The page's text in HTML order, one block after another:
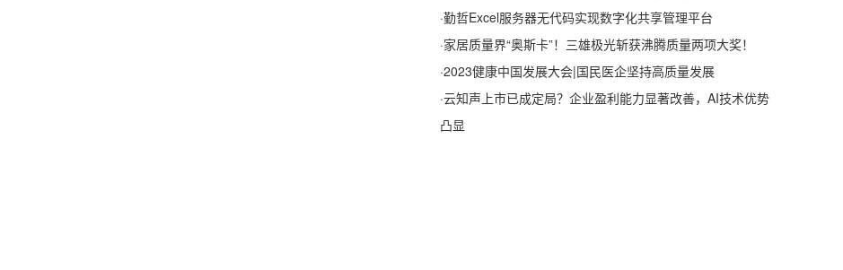
·勤哲Excel服务器无代码实现数字化共享管理平台
·家居质量界“奥斯卡”！三雄极光斩获沸腾质量两项大奖！
·2023健康中国发展大会|国民医企坚持高质量发展
·云知声上市已成定局？企业盈利能力显著改善，AI技术优势
凸显